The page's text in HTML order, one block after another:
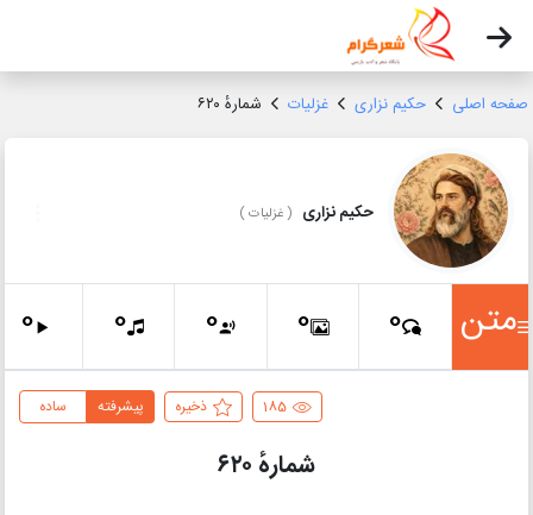
صفحه اصلی حکیم نزاری غزلیات شمارهٔ ۶۲۰
حکیم نزاری (غزلیات)
متن 0
0
0
0
0
185 ذخیره ساده پیشرفته
شمارهٔ ۶۲۰